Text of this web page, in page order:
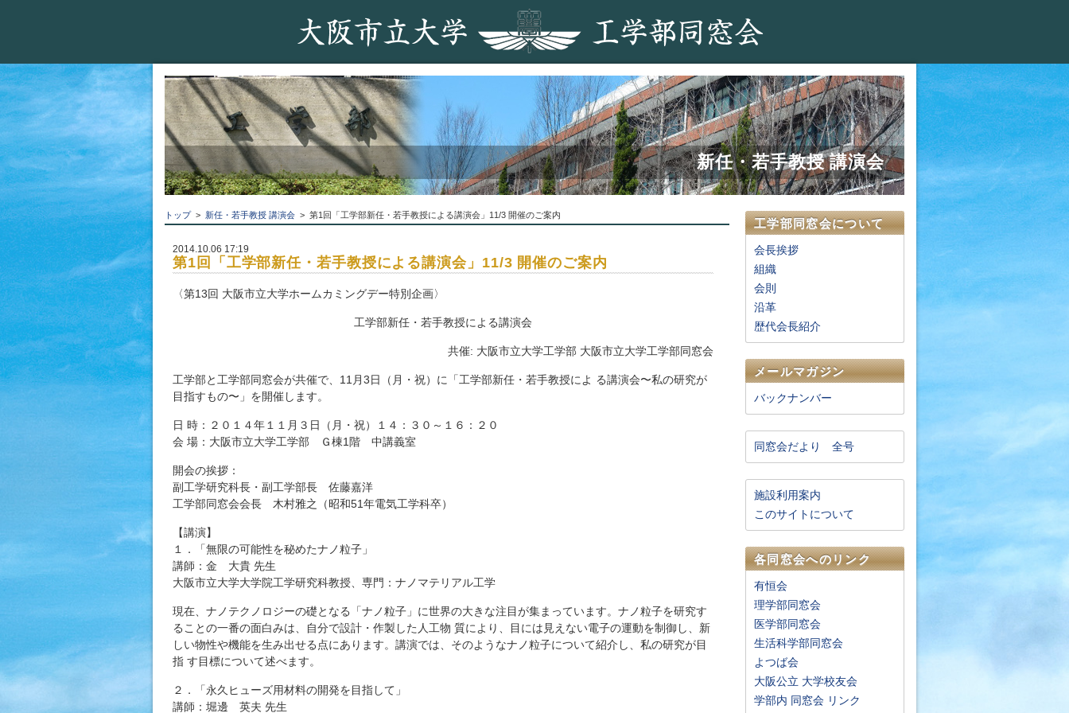
新任・若手教授 講演会
トップ> 新任・若手教授 講演会 > 第1回「工学部新任・若手教授による講演会」11/3 開催のご案内
2014.10.06 17:19
第1回「工学部新任・若手教授による講演会」11/3 開催のご案内
〈第13回 大阪市立大学ホームカミングデー特別企画〉
工学部新任・若手教授による講演会
共催: 大阪市立大学工学部 大阪市立大学工学部同窓会
工学部と工学部同窓会が共催で、11月3日（月・祝）に「工学部新任・若手教授によ る講演会〜私の研究が
目指すもの〜」を開催します。
日 時：２０１４年１１月３日（月・祝）１４：３０～１６：２０
会 場：大阪市立大学工学部 Ｇ棟1階 中講義室
開会の挨拶：
副工学研究科長・副工学部長 佐藤嘉洋
工学部同窓会会長 木村雅之（昭和51年電気工学科卒）
【講演】
１．「無限の可能性を秘めたナノ粒子」
講師：金 大貴 先生
大阪市立大学大学院工学研究科教授、専門：ナノマテリアル工学
現在、ナノテクノロジーの礎となる「ナノ粒子」に世界の大きな注目が集まっています。ナノ粒子を研究す
ることの一番の面白みは、自分で設計・作製した人工物 質により、目には見えない電子の運動を制御し、新
しい物性や機能を生み出せる点にあります。講演では、そのようなナノ粒子について紹介し、私の研究が目
指 す目標について述べます。
２．「永久ヒューズ用材料の開発を目指して」
講師：堀邊 英夫 先生
工学部同窓会について
会長挨拶
組織
会則
沿革
歴代会長紹介
メールマガジン
バックナンバー
同窓会だより 全号
施設利用案内
このサイトについて
各同窓会へのリンク
有恒会
理学部同窓会
医学部同窓会
生活科学部同窓会
よつば会
大阪公立 大学校友会
学部内 同窓会 リンク